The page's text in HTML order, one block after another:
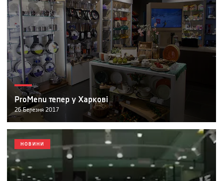
ProMenu тепер у Харкові
26 Березня 2017
НОВИНИ